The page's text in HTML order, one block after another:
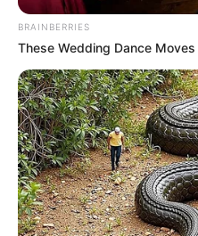
BRAINBERRIES
These Wedding Dance